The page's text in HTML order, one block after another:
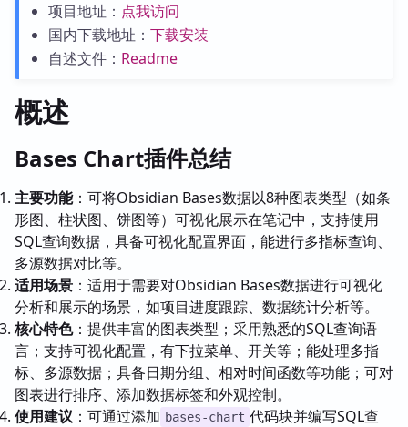
项目地址： 点我访问
国内下载地址： 下载安装
自述文件： Readme
概述
Bases Chart插件总结
主要功能：可将Obsidian Bases数据以8种图表类型（如条
形图、柱状图、饼图等）可视化展示在笔记中，支持使用
SQL查询数据，具备可视化配置界面，能进行多指标查询、
多源数据对比等。
适用场景 ：适用于需要对Obsidian Bases数据进行可视化
分析和展示的场景，如项目进度跟踪、数据统计分析等。
核心特色：提供丰富的图表类型；采用熟悉的SQL查询语
言；支持可视化配置，有下拉菜单、开关等；能处理多指
标、多源数据；具备日期分组、相对时间函数等功能；可对
图表进行排序、添加数据标签和外观控制。
使用建议 ：可通过添加 bases-chart 代码块并编写SQL查